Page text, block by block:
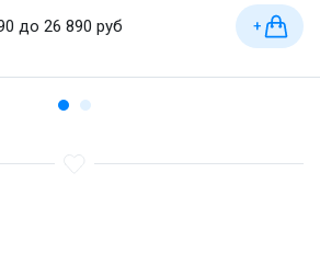
до 26 890 руб +